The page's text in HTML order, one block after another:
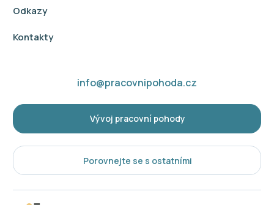
Odkazy
Kontakty
info@pracovnipohoda.cz
Vývoj pracovní pohody
Porovnejte se s ostatními